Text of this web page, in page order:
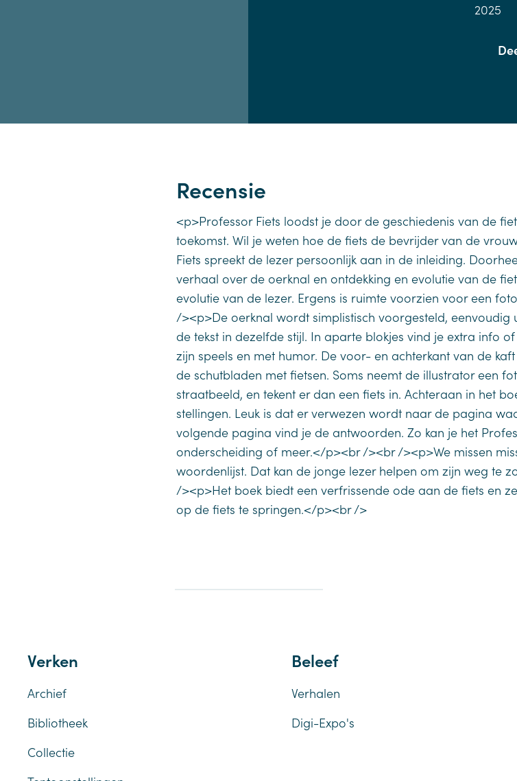
2025
Recensie
<p>Professor Fiets loodst je door de geschiedenis van de
toekomst. Wil je weten hoe de fiets de bevrijder van de
Fiets spreekt de lezer persoonlijk aan in de inleiding.
verhaal over de oerknal en ontdekking en evolutie van de
evolutie van de lezer. Ergens is ruimte voorzien voor een
/><p>De oerknal wordt simplistisch voorgesteld, eenvoudig
de tekst in dezelfde stijl. In aparte blokjes vind je extra info
zijn speels en met humor. De voor- en achterkant van de
de schutbladen met fietsen. Soms neemt de illustrator een
straatbeeld, en tekent er dan een fiets in. Achteraan in het
stellingen. Leuk is dat er verwezen wordt naar de pagina
volgende pagina vind je de antwoorden. Zo kan je het
onderscheiding of meer.</p><br /><br /><p>We missen
woordenlijst. Dat kan de jonge lezer helpen om zijn weg te
/><p>Het boek biedt een verfrissende ode aan de fiets en
op de fiets te springen.</p><br />
Verken
Archief
Bibliotheek
Collectie
Beleef
Verhalen
Digi-Expo's